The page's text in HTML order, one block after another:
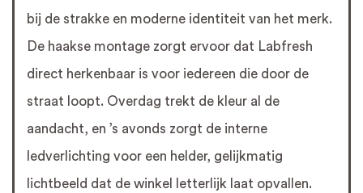
bij de strakke en moderne identiteit van het merk.
De haakse montage zorgt ervoor dat Labfresh
direct herkenbaar is voor iedereen die door de
straat loopt. Overdag trekt de kleur al de
aandacht, en ’s avonds zorgt de interne
ledverlichting voor een helder, gelijkmatig
lichtbeeld dat de winkel letterlijk laat opvallen.